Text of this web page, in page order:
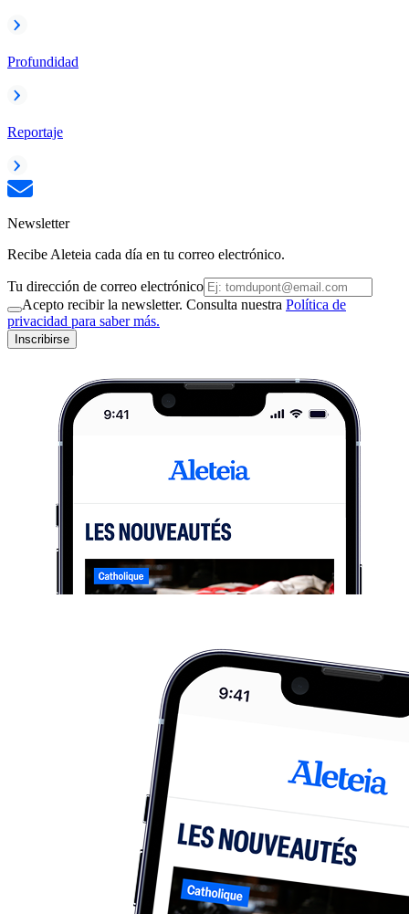
Profundidad
Reportaje
Newsletter
Recibe Aleteia cada día en tu correo electrónico.
Tu dirección de correo electrónico
Acepto recibir la newsletter. Consulta nuestra Política de
privacidad para saber más.
Inscribirse